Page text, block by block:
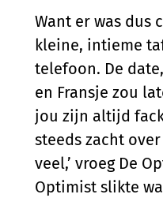
Want er was dus
kleine, intieme
telefoon. De
en Fransje zou
jou zijn altijd
steeds zacht
veel,’ vroeg De
Optimist slikte